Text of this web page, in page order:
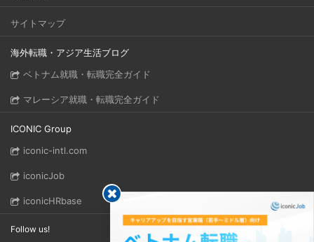
サイトマップ
海外転職・アジア生活ブログ
ベトナム就職・転職完全ガイド
マレーシア就職・転職完全ガイド
ICONIC Group
iconic-intl.com
iconicJob
iconicHRbase
Follow us!